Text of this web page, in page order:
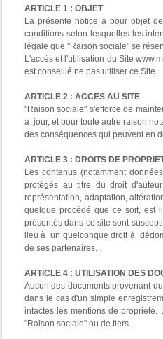
ARTICLE 1 : OBJET
La présente notice a pour objet
conditions selon lesquelles les
légale que "Raison sociale" se
L'accès et l'utilisation du Site
est conseillé ne pas utiliser ce Site.
ARTICLE 2 : ACCES AU SITE
"Raison sociale" s'efforce de
à jour, et pour toute autre raison
des conséquences qui peuvent en
ARTICLE 3 : DROITS DE
Les contenus (notamment
protégés au titre du droit
représentation, adaptation,
quelque procédé que ce soit, est
présentés dans ce site sont
lieu à un quelconque droit à
de ses partenaires.
ARTICLE 4 : UTILISATION DES
Aucun des documents provenant
dans le cas d'un simple
intactes les mentions de
"Raison sociale" ou de tiers.